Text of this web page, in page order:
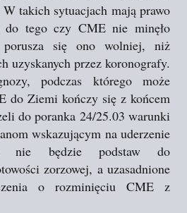
takich sytuacjach mają prawo
tego czy CME nie minęło
się ono wolniej, niż
uzyskanych przez koronografy.
podczas którego może
do Ziemi kończy się z końcem
do poranka 24/25.03 warunki
wskazującym na uderzenie
nie będzie podstaw do
zorzowej, a uzasadnione
o rozminięciu CME z